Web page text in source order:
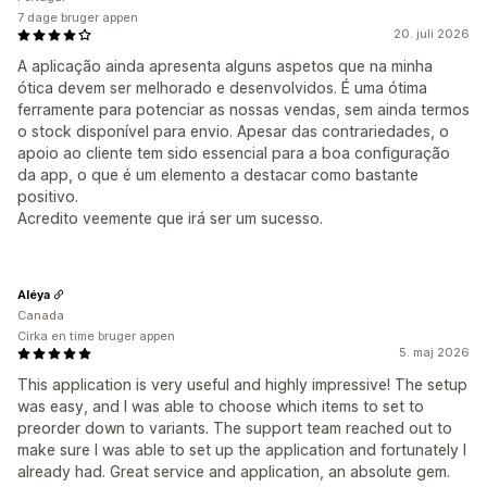
20. juli 2026
A aplicação ainda apresenta alguns aspetos que na minha
ótica devem ser melhorado e desenvolvidos. É uma ótima
ferramente para potenciar as nossas vendas, sem ainda termos
o stock disponível para envio. Apesar das contrariedades, o
apoio ao cliente tem sido essencial para a boa configuração
da app, o que é um elemento a destacar como bastante
positivo.
Acredito veemente que irá ser um sucesso.
7 dage bruger appen
5. maj 2026
This application is very useful and highly impressive! The setup
was easy, and I was able to choose which items to set to
preorder down to variants. The support team reached out to
make sure I was able to set up the application and fortunately I
already had. Great service and application, an absolute gem.
Aléya
Canada
Cirka en time bruger appen